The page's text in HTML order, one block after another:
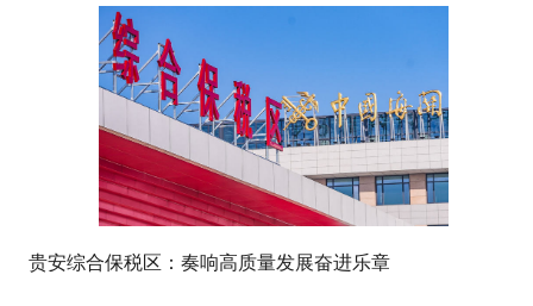
贵安综合保税区：奏响高质量发展奋进乐章